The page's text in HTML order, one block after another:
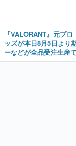
『VALORANT』元プ
ッズが本日8月5日より
ーなどが全品受注生産